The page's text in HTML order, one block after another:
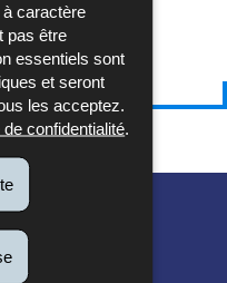
caractère
pas être
essentiels sont
et seront
les acceptez.
de confidentialité